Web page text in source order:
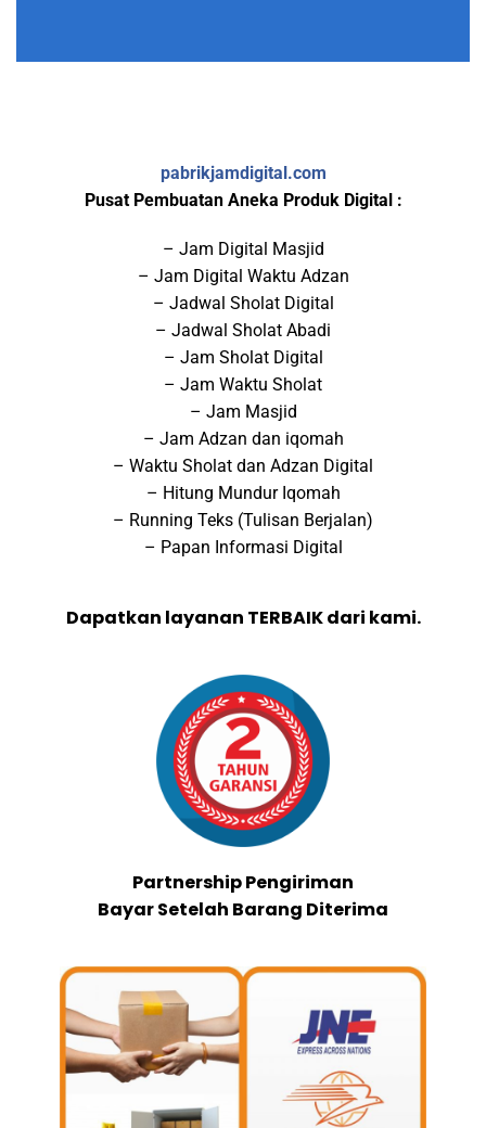
pabrikjamdigital.com
Pusat Pembuatan Aneka Produk Digital :
– Jam Digital Masjid
– Jam Digital Waktu Adzan
– Jadwal Sholat Digital
– Jadwal Sholat Abadi
– Jam Sholat Digital
– Jam Waktu Sholat
– Jam Masjid
– Jam Adzan dan iqomah
– Waktu Sholat dan Adzan Digital
– Hitung Mundur Iqomah
– Running Teks (Tulisan Berjalan)
– Papan Informasi Digital
Dapatkan layanan TERBAIK dari kami.
Partnership Pengiriman
Bayar Setelah Barang Diterima